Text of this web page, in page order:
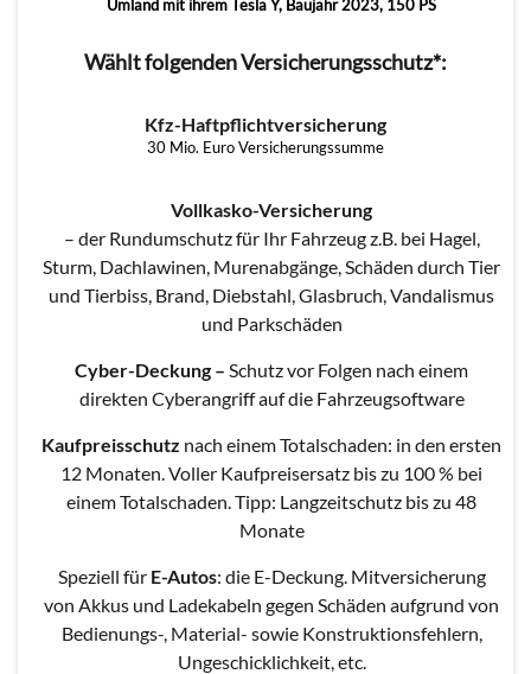
Umland mit ihrem Tesla Y, Baujahr 2023, 150 PS
Wählt folgenden Versicherungsschutz*:
Kfz-Haftpflichtversicherung
30 Mio. Euro Versicherungssumme
Vollkasko-Versicherung
– der Rundumschutz für Ihr Fahrzeug z.B. bei Hagel,
Sturm, Dachlawinen, Murenabgänge, Schäden durch Tier
und Tierbiss, Brand, Diebstahl, Glasbruch, Vandalismus
und Parkschäden
Cyber-Deckung – Schutz vor Folgen nach einem
direkten Cyberangriff auf die Fahrzeugsoftware
Kaufpreisschutz nach einem Totalschaden: in den ersten
12 Monaten. Voller Kaufpreisersatz bis zu 100 % bei
einem Totalschaden. Tipp: Langzeitschutz bis zu 48
Monate
Speziell für E-Autos: die E-Deckung. Mitversicherung
von Akkus und Ladekabeln gegen Schäden aufgrund von
Bedienungs-, Material- sowie Konstruktionsfehlern,
Ungeschicklichkeit, etc.